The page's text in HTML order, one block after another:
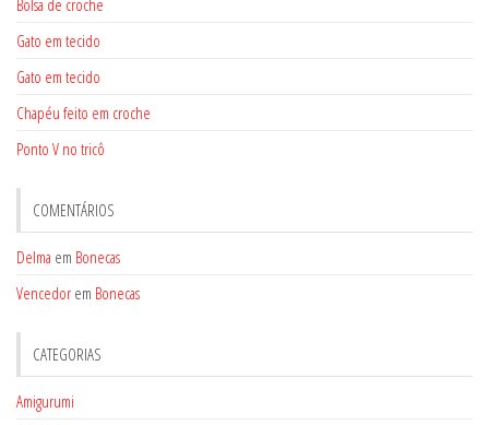
Bolsa de croche
Gato em tecido
Gato em tecido
Chapéu feito em croche
Ponto V no tricô
COMENTÁRIOS
Delma em Bonecas
Vencedor em Bonecas
CATEGORIAS
Amigurumi